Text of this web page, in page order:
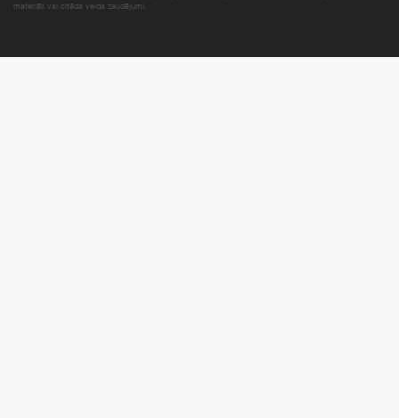
materiāli vai citāda veida zaudējumi.